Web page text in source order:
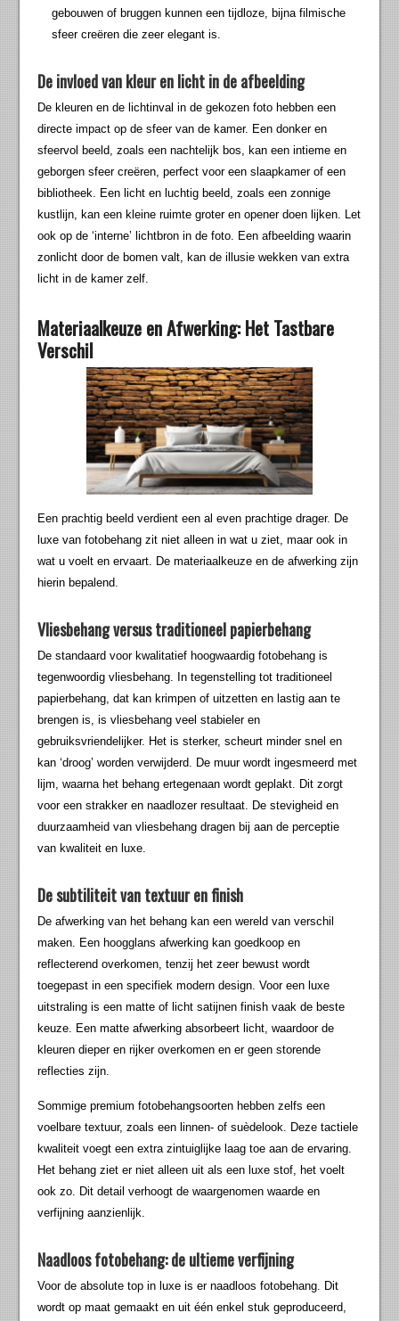
gebouwen of bruggen kunnen een tijdloze, bijna filmische
sfeer creëren die zeer elegant is.
De invloed van kleur en licht in de afbeelding
De kleuren en de lichtinval in de gekozen foto hebben een
directe impact op de sfeer van de kamer. Een donker en
sfeervol beeld, zoals een nachtelijk bos, kan een intieme en
geborgen sfeer creëren, perfect voor een slaapkamer of een
bibliotheek. Een licht en luchtig beeld, zoals een zonnige
kustlijn, kan een kleine ruimte groter en opener doen lijken. Let
ook op de ‘interne’ lichtbron in de foto. Een afbeelding waarin
zonlicht door de bomen valt, kan de illusie wekken van extra
licht in de kamer zelf.
Materiaalkeuze en Afwerking: Het Tastbare
Verschil
Een prachtig beeld verdient een al even prachtige drager. De
luxe van fotobehang zit niet alleen in wat u ziet, maar ook in
wat u voelt en ervaart. De materiaalkeuze en de afwerking zijn
hierin bepalend.
Vliesbehang versus traditioneel papierbehang
De standaard voor kwalitatief hoogwaardig fotobehang is
tegenwoordig vliesbehang. In tegenstelling tot traditioneel
papierbehang, dat kan krimpen of uitzetten en lastig aan te
brengen is, is vliesbehang veel stabieler en
gebruiksvriendelijker. Het is sterker, scheurt minder snel en
kan ‘droog’ worden verwijderd. De muur wordt ingesmeerd met
lijm, waarna het behang ertegenaan wordt geplakt. Dit zorgt
voor een strakker en naadlozer resultaat. De stevigheid en
duurzaamheid van vliesbehang dragen bij aan de perceptie
van kwaliteit en luxe.
De subtiliteit van textuur en finish
De afwerking van het behang kan een wereld van verschil
maken. Een hoogglans afwerking kan goedkoop en
reflecterend overkomen, tenzij het zeer bewust wordt
toegepast in een specifiek modern design. Voor een luxe
uitstraling is een matte of licht satijnen finish vaak de beste
keuze. Een matte afwerking absorbeert licht, waardoor de
kleuren dieper en rijker overkomen en er geen storende
reflecties zijn.
Sommige premium fotobehangsoorten hebben zelfs een
voelbare textuur, zoals een linnen- of suèdelook. Deze tactiele
kwaliteit voegt een extra zintuiglijke laag toe aan de ervaring.
Het behang ziet er niet alleen uit als een luxe stof, het voelt
ook zo. Dit detail verhoogt de waargenomen waarde en
verfijning aanzienlijk.
Naadloos fotobehang: de ultieme verfijning
Voor de absolute top in luxe is er naadloos fotobehang. Dit
wordt op maat gemaakt en uit één enkel stuk geproduceerd,